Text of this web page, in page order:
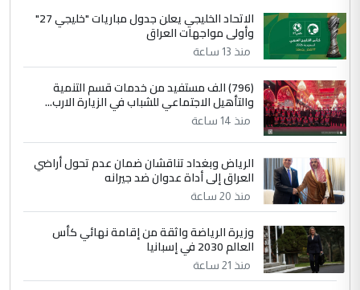
الاتحاد الخليجي يعلن جدول مباريات "خليجي 27"
وأولى مواجهات العراق
منذ 13 ساعة
(796) الف مستفيد من خدمات قسم التنمية
والتأهيل الاجتماعي للشباب في الزيارة الارب...
منذ 14 ساعة
الرياض وبغداد تناقشان ضمان عدم تحول أراضي
العراق إلى أداة عدوان ضد جيرانه
منذ 20 ساعة
وزيرة الرياضة واثقة من إقامة نهائي كأس
العالم 2030 في إسبانيا
منذ 21 ساعة